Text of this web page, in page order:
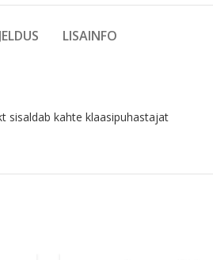
LISAINFO
sisaldab kahte klaasipuhastajat